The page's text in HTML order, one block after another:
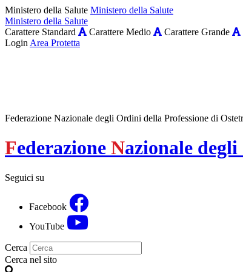
Ministero della Salute Ministero della Salute
Ministero della Salute
Carattere Standard
Carattere Medio Carattere Grande
Login Area Protetta
Federazione Nazionale degli Ordini della Professione di
Federazione Nazionale degli
Seguici su
Facebook
YouTube
Cerca
Cerca nel sito